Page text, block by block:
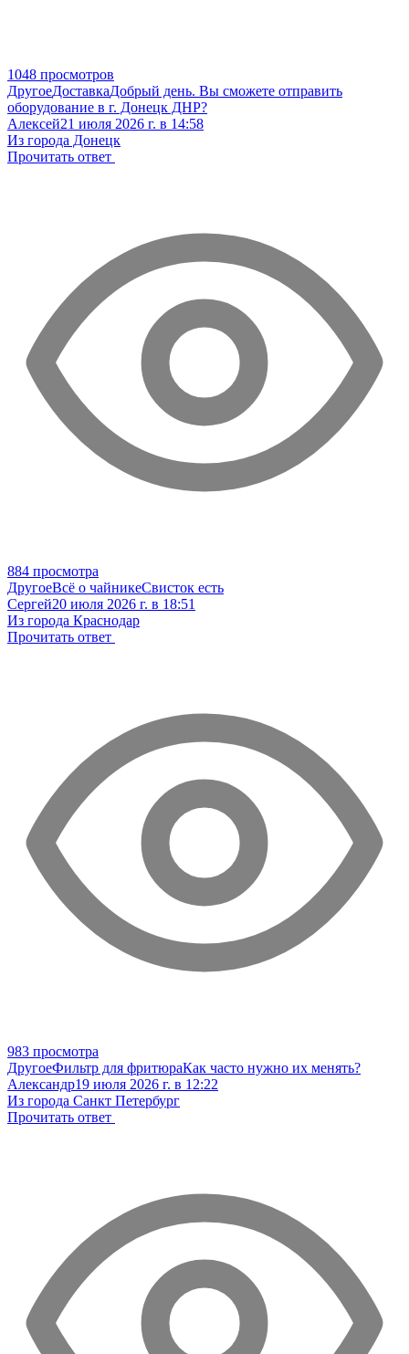
1048 просмотров
ДругоеДоставкаДобрый день. Вы сможете отправить
оборудование в г. Донецк ДНР?
Алексей21 июля 2026 г. в 14:58
Из города Донецк
Прочитать ответ
884 просмотра
ДругоеВсё о чайникеСвисток есть
Сергей20 июля 2026 г. в 18:51
Из города Краснодар
Прочитать ответ
983 просмотра
ДругоеФильтр для фритюраКак часто нужно их менять?
Александр19 июля 2026 г. в 12:22
Из города Санкт Петербург
Прочитать ответ